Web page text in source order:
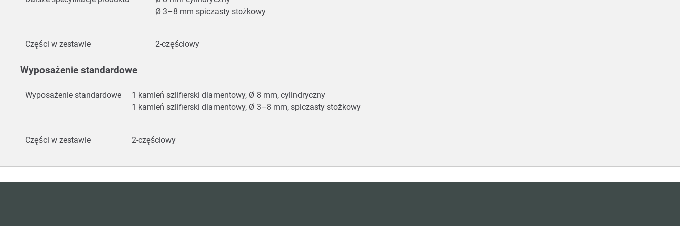
Ø 3–8 mm spiczasty stożkowy
Części w zestawie 2-częściowy
Wyposażenie standardowe
Wyposażenie standardowe
1 kamień szlifierski diamentowy, Ø 8 mm, cylindryczny
1 kamień szlifierski diamentowy, Ø 3–8 mm, spiczasty stożkowy
Części w zestawie 2-częściowy